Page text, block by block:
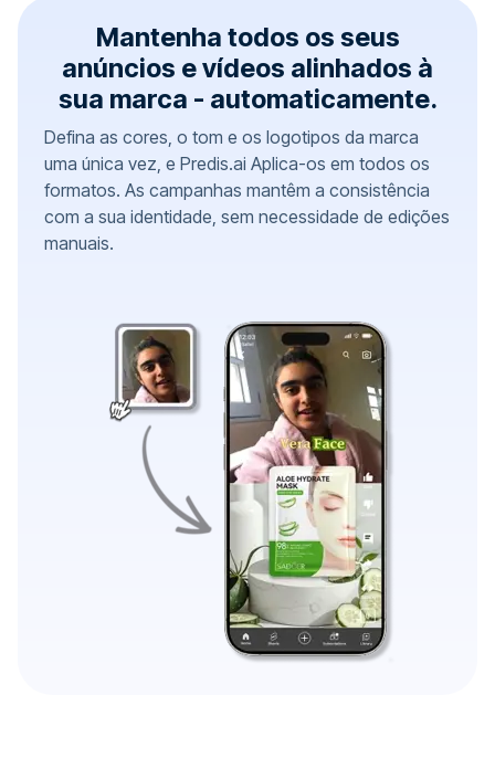
Mantenha todos os seus
anúncios e vídeos alinhados à
sua marca - automaticamente.
Defina as cores, o tom e os logotipos da marca
uma única vez, e Predis.ai Aplica-os em todos os
formatos. As campanhas mantêm a consistência
com a sua identidade, sem necessidade de edições
manuais.